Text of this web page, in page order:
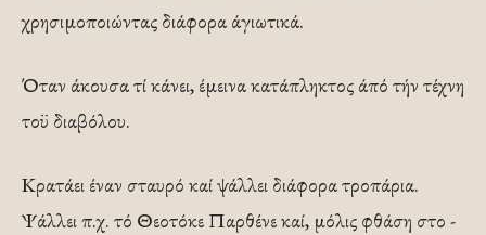
χρησιμοποιώντας διάφορα άγιωτικά.
Όταν άκουσα τί κάνει, έμεινα κατάπληκτος άπό τήν τέχνη
τοϋ διαβόλου.
Κρατάει έναν σταυρό καί ψάλλει διάφορα τροπάρια.
Ψάλλει π.χ. τό ­Θεοτόκε Παρθένε καί, μόλις φθάση στο ­